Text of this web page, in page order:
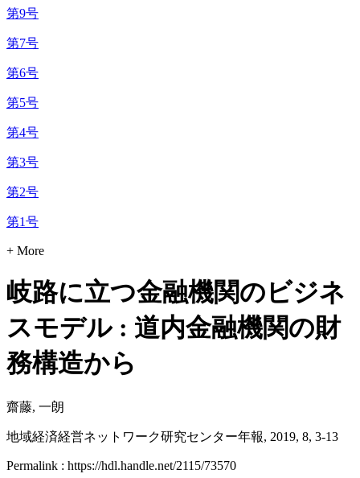
第9号
第7号
第6号
第5号
第4号
第3号
第2号
第1号
+ More
岐路に立つ金融機関のビジネ
スモデル : 道内金融機関の財
務構造から
齋藤, 一朗
地域経済経営ネットワーク研究センター年報, 2019, 8, 3-13
Permalink : https://hdl.handle.net/2115/73570